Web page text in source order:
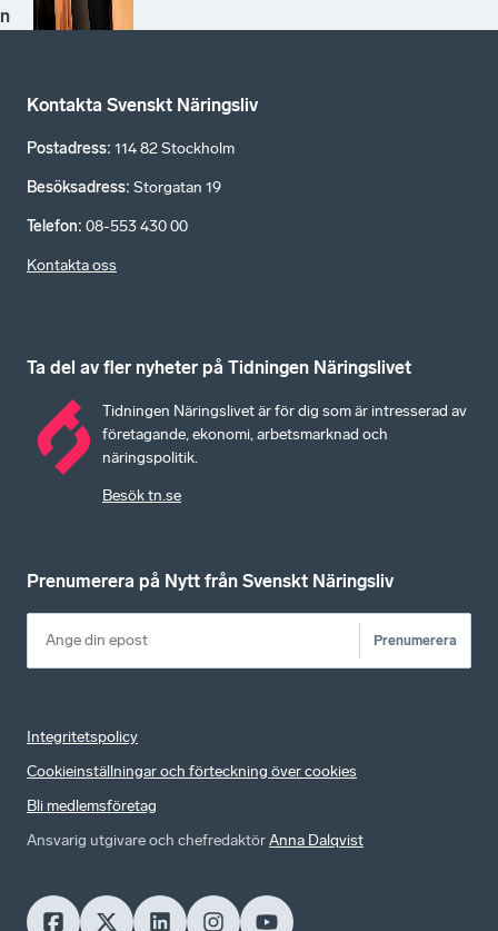
n
Kontakta Svenskt Näringsliv
Postadress: 114 82 Stockholm
Besöksadress: Storgatan 19
Telefon: 08-553 430 00
Kontakta oss
Ta del av fler nyheter på Tidningen Näringslivet
Tidningen Näringslivet är för dig som är intresserad av
företagande, ekonomi, arbetsmarknad och
näringspolitik.
Besök tn.se
Prenumerera på Nytt från Svenskt Näringsliv
Prenumerera
Integritetspolicy
Cookieinställningar och förteckning över cookies
Bli medlemsföretag
Ansvarig utgivare och chefredaktörAnna Dalqvist